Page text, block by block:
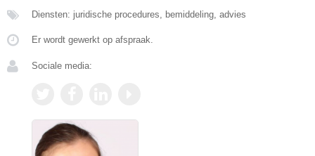
Diensten: juridische procedures, bemiddeling, advies
Er wordt gewerkt op afspraak.
Sociale media: